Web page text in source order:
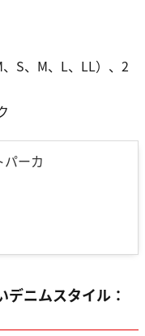
S、M、L、LL）、2
パーカ
ニムスタイル：